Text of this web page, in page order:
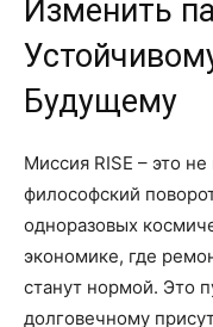
Изменить
Будущему
Миссия RISE – это
философский
одноразовых
экономике, где
станут нормой. Это
долговечному